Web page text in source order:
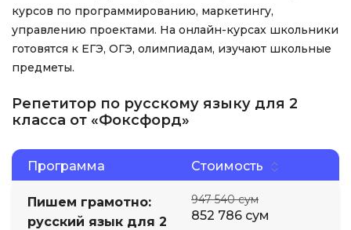
курсов по программированию, маркетингу,
управлению проектами. На онлайн-курсах школьники
готовятся к ЕГЭ, ОГЭ, олимпиадам, изучают школьные
предметы.
Репетитор по русскому языку для 2
класса от «Фоксфорд»
Программа Стоимость
Пишем грамотно:
русский язык для 2
947 540 сум
852 786 сум